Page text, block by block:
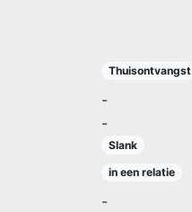
Thuisontvangst
-
-
Slank
in een relatie
-